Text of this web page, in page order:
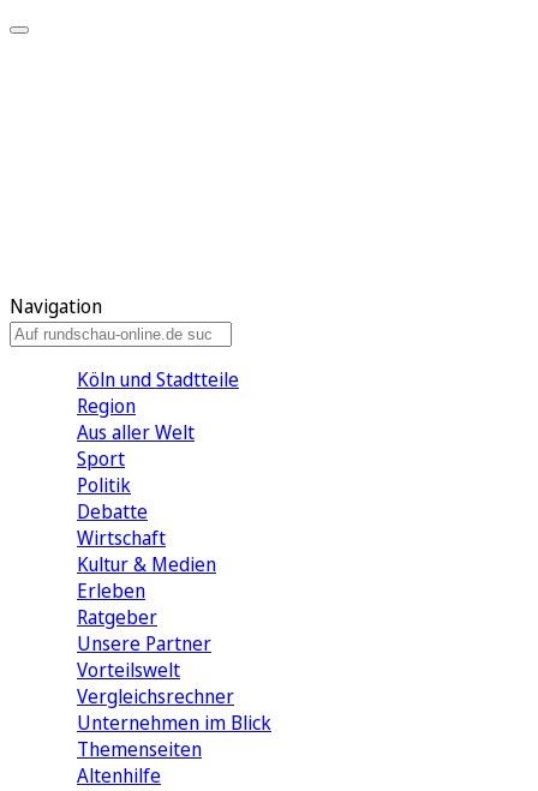
Navigation
Köln und Stadtteile
Region
Aus aller Welt
Sport
Politik
Debatte
Wirtschaft
Kultur & Medien
Erleben
Ratgeber
Unsere Partner
Vorteilswelt
Vergleichsrechner
Unternehmen im Blick
Themenseiten
Altenhilfe